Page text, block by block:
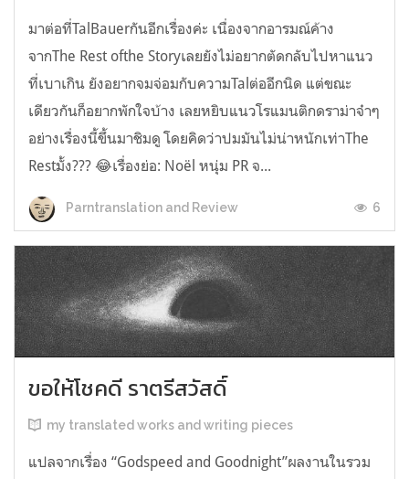
มาต่อที่TalBauerกันอีกเรื่องค่ะ เนื่องจากอารมณ์ค้าง
จากThe Rest ofthe Storyเลยยังไม่อยากตัดกลับไปหาแนว
ที่เบาเกิน ยังอยากจมจ่อมกับความTalต่ออีกนิด แต่ขณะ
เดียวกันก็อยากพักใจบ้าง เลยหยิบแนวโรแมนติกดราม่าจ๋าๆ
อย่างเรื่องนี้ขึ้นมาชิมดู โดยคิดว่าปมมันไม่น่าหนักเท่าThe
Restมั้ง??? 😂เรื่องย่อ: Noël หนุ่ม PR จ...
Parntranslation and Review 6
ขอให้โชคดี ราตรีสวัสดิ์
my translated works and writing pieces
แปลจากเรื่อง “Godspeed and Goodnight”ผลงานในรวม